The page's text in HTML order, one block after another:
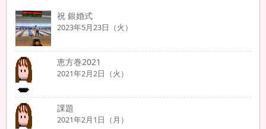
祝 銀婚式
2023年5月23日（火）
恵方巻2021
2021年2月2日（火）
課題
2021年2月1日（月）